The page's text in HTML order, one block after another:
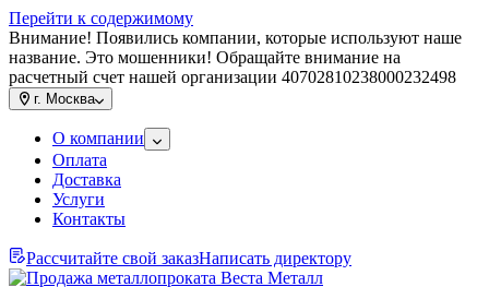
Перейти к содержимому
Внимание! Появились компании, которые используют наше
название. Это мошенники! Обращайте внимание на
расчетный счет нашей организации 40702810238000232498
г. Москва
О компании
Оплата
Доставка
Услуги
Контакты
Рассчитайте свой заказНаписать директору